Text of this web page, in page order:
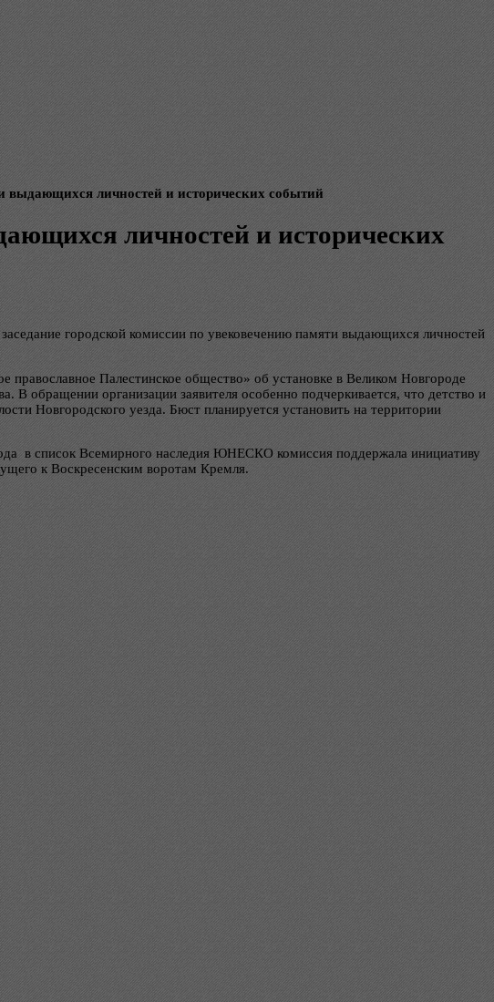
выдающихся личностей и исторических событий
личностей и исторических
городской комиссии по увековечению памяти выдающихся личностей
Палестинское общество» об установке в Великом Новгороде
обращении организации заявителя особенно подчеркивается, что детство и
Новгородского уезда. Бюст планируется установить на территории
в список Всемирного наследия ЮНЕСКО комиссия поддержала инициативу
к Воскресенским воротам Кремля.